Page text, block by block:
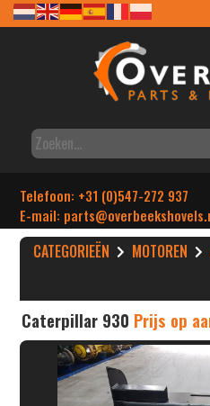
Telefoon: +31 (0)547-272 937
E-mail: parts
CATEGORIEËN MOTOREN
Caterpillar 930 Prijs op